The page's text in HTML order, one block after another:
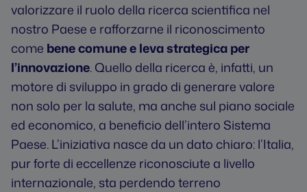
valorizzare il ruolo della ricerca scientifica nel
nostro Paese e rafforzarne il riconoscimento
come bene comune e leva strategica per
l’innovazione. Quello della ricerca è, infatti, un
motore di sviluppo in grado di generare valore
non solo per la salute, ma anche sul piano sociale
ed economico, a beneficio dell’intero Sistema
Paese. L’iniziativa nasce da un dato chiaro: l’Italia,
pur forte di eccellenze riconosciute a livello
internazionale, sta perdendo terreno